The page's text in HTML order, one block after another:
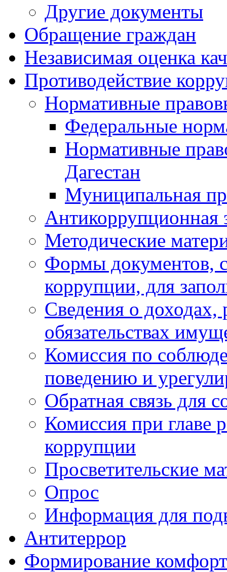
Другие документы
Обращение граждан
Независимая оценка
Противодействие
Нормативные
Федеральные
Нормативные
Дагестан
Муниципальная
Антикоррупционная
Методические
Формы документов,
коррупции, для
Сведения о доходах,
обязательствах
Комиссия по
поведению и
Обратная связь для
Комиссия при главе
коррупции
Просветительские
Опрос
Информация для
Антитеррор
Формирование